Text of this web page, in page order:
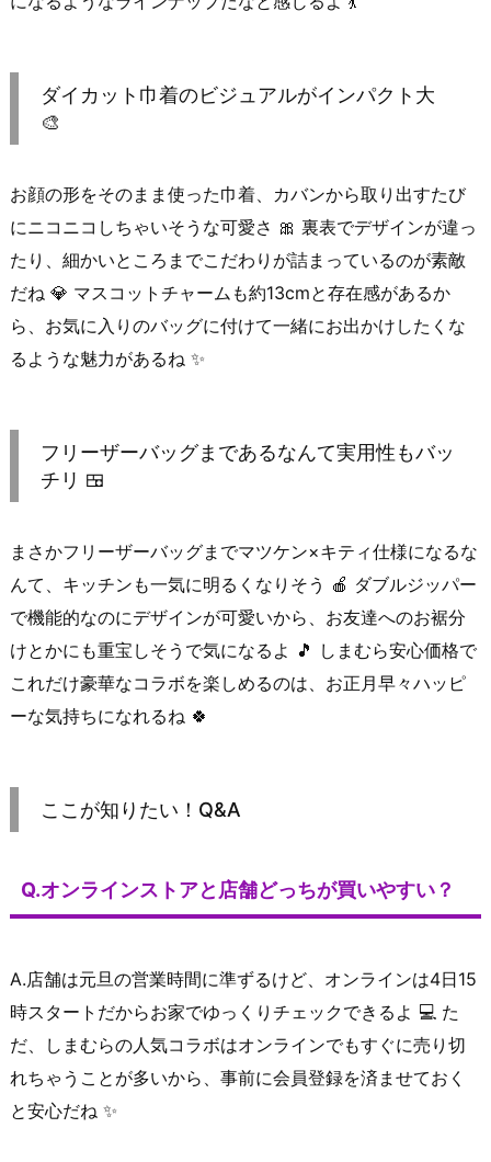
ダイカット巾着のビジュアルがインパクト大
🎨
お顔の形をそのまま使った巾着、カバンから取り出すたび
にニコニコしちゃいそうな可愛さ 🎀 裏表でデザインが違っ
たり、細かいところまでこだわりが詰まっているのが素敵
だね 💎 マスコットチャームも約13cmと存在感があるか
ら、お気に入りのバッグに付けて一緒にお出かけしたくな
るような魅力があるね ✨
フリーザーバッグまであるなんて実用性もバッ
チリ 🍱
まさかフリーザーバッグまでマツケン×キティ仕様になるな
んて、キッチンも一気に明るくなりそう 🍎 ダブルジッパー
で機能的なのにデザインが可愛いから、お友達へのお裾分
けとかにも重宝しそうで気になるよ 🎵 しまむら安心価格で
これだけ豪華なコラボを楽しめるのは、お正月早々ハッピ
ーな気持ちになれるね 🍀
ここが知りたい！Q&A
Q.オンラインストアと店舗どっちが買いやすい？
A.店舗は元旦の営業時間に準ずるけど、オンラインは4日15
時スタートだからお家でゆっくりチェックできるよ 💻 た
だ、しまむらの人気コラボはオンラインでもすぐに売り切
れちゃうことが多いから、事前に会員登録を済ませておく
と安心だね ✨